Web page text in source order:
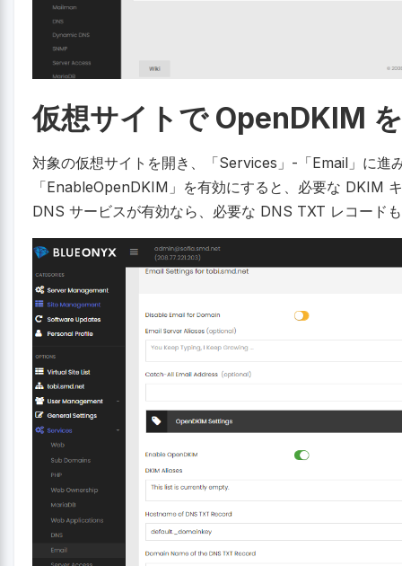
仮想サイトで OpenDKIM
対象の仮想サイトを開き、「Services」-「Email」に進
「EnableOpenDKIM」を有効にすると、必要な DKIM
DNS サービスが有効なら、必要な DNS TXT レコード